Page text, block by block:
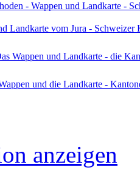
- Wappen und Landkarte -
Landkarte vom Jura - Schweizer
Wappen und Landkarte - die
und die Landkarte -
anzeigen